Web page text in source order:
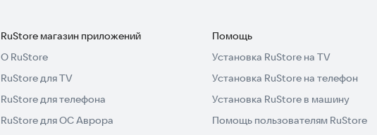
RuStore магазин приложений
О RuStore
RuStore для TV
RuStore для телефона
RuStore для ОС Аврора
Помощь
Установка RuStore на TV
Установка RuStore на телефон
Установка RuStore в машину
Помощь пользователям RuStore